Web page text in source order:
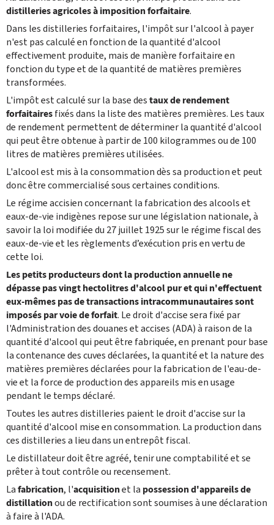
distilleries agricoles à imposition forfaitaire.
Dans les distilleries forfaitaires, l'impôt sur l'alcool à payer
n'est pas calculé en fonction de la quantité d'alcool
effectivement produite, mais de manière forfaitaire en
fonction du type et de la quantité de matières premières
transformées.
L'impôt est calculé sur la base destaux de rendement
forfaitairesfixés dans la liste des matières premières. Les taux
de rendement permettent de déterminer la quantité d'alcool
qui peut être obtenue à partir de 100 kilogrammes ou de 100
litres de matières premières utilisées.
L'alcool est mis à la consommation dès sa production et peut
donc être commercialisé sous certaines conditions.
Le régime accisien concernant la fabrication des alcools et
eaux-de-vie indigènes repose sur une législation nationale, à
savoir la loi modifiée du 27 juillet 1925 sur le régime fiscal des
eaux-de-vie et les règlements ‎d’exécution pris en vertu de
cette loi. ‎
Les petits producteurs dont la production annuelle ne
dépasse pas vingt hectolitres d'alcool pur et qui ‎n'effectuent
eux-mêmes pas de transactions intracommunautaires sont
imposés par voie de forfait. Le droit ‎d'accise sera fixé par
l'Administration des douanes et accises (ADA) à raison de la
quantité d'alcool qui peut être ‎fabriquée, en prenant pour base
la contenance des cuves déclarées, la quantité et la nature des
matières ‎premières déclarées pour la fabrication de l'eau-de-
vie et la force de production des appareils mis en usage
‎pendant le temps déclaré. ‎
Toutes les autres distilleries paient le droit ‎d'accise sur la
quantité d'alcool mise en consommation. La production dans
ces distilleries a lieu dans un ‎entrepôt fiscal. ‎
Le distillateur doit être agréé, tenir une comptabilité et se
prêter à tout contrôle ou recensement. ‎
Lafabrication, l'acquisitionet la possession d'appareils de
distillationou de rectification sont soumises à une ‎déclaration
à faire à l'ADA‎.